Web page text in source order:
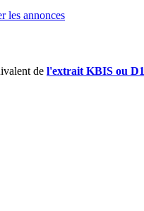
les annonces
de l'extrait KBIS ou D1